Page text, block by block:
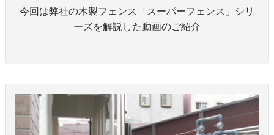
今回は弊社の木製フェンス「スーパーフェンス」シリ
ーズを解説した動画のご紹介